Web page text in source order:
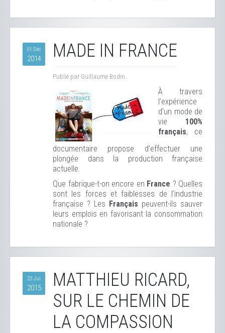
01 Déc
2014 MADE IN FRANCE
Publié par Guillaume Bodin.
À travers
l’expérience
d’un mode de
vie 100%
français, ce
documentaire propose d’effectuer une
plongée dans la production française
actuelle.
Que fabrique-t-on encore en France ? Quelles
sont les forces et faiblesses de l’industrie
française ? Les Français peuvent-ils sauver
leurs emplois en favorisant la consommation
nationale ?
23 Jui
2015
MATTHIEU RICARD,
SUR LE CHEMIN DE
LA COMPASSION